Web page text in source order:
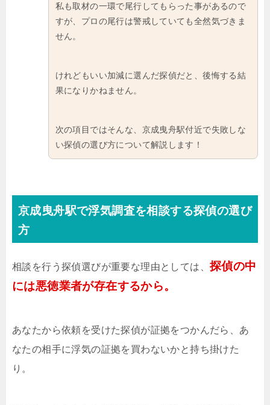
私も取材の一環で尾行してもらった事があるので
すが、プロの尾行は警戒していても全然気づきま
せん。
けれどもいい加減に選んだ探偵だと、後悔する結
果になりかねません。
次の項目ではそんな、京成曳舟駅付近で失敗しな
い探偵の選び方について解説します！
京成曳舟駅で浮気調査を相談する探偵の選び
方
相談を行う探偵選びが重要な理由としては、 探偵の中
には悪徳業者が存在するから。
あなたから依頼を受けた探偵が証拠をつかんだら、あ
なたの相手に浮気の証拠を買わないかと持ち掛けた
り。